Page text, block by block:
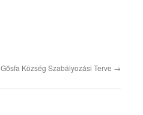
Gősfa Község Szabályozási Terve →